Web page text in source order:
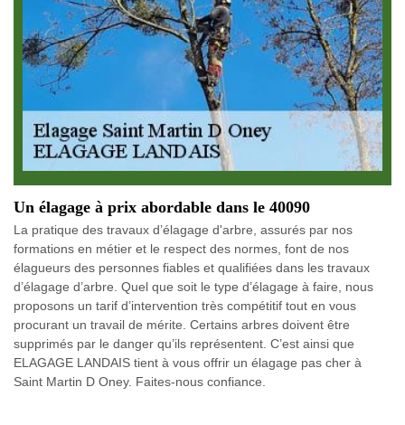
Un élagage à prix abordable dans le 40090
La pratique des travaux d’élagage d'arbre, assurés par nos
formations en métier et le respect des normes, font de nos
élagueurs des personnes fiables et qualifiées dans les travaux
d’élagage d’arbre. Quel que soit le type d’élagage à faire, nous
proposons un tarif d’intervention très compétitif tout en vous
procurant un travail de mérite. Certains arbres doivent être
supprimés par le danger qu’ils représentent. C’est ainsi que
ELAGAGE LANDAIS tient à vous offrir un élagage pas cher à
Saint Martin D Oney. Faites-nous confiance.